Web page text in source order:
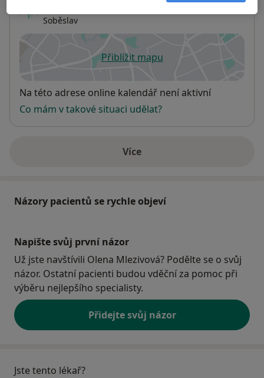
Soběslav
Přiblížit mapuse otevře v nové záložce
Dostupnost
Na této adrese online kalendář není aktivní
Co mám v takové situaci udělat?
Víceo adrese
Názory pacientů se rychle objeví
Napište svůj první názor
Už jste navštívili Olena Mlezivová? Podělte se o svůj
názor. Ostatní pacienti budou vděční za pomoc při
výběru nejlepšího specialisty.
Přidejte svůj názor
Jste tento lékař?